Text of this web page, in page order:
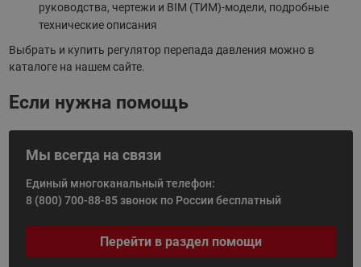
руководства, чертежи и BIM (ТИМ)-модели, подробные
технические описания
Выбрать и купить регулятор перепада давления можно в
каталоге на нашем сайте.
Если нужна помощь
Мы всегда на связи
Единый многоканальный телефон:
8 (800) 700-88-85звонок по России бесплатный
Перейти в раздел помощи